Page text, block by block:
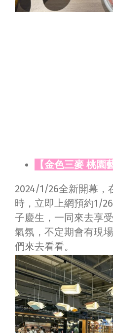
【金色三麥 桃園
2024/1/26全新開幕，
時，立即上網預約1/
子慶生，一同來去享
氣氛，不定期會有現
們來去看看。